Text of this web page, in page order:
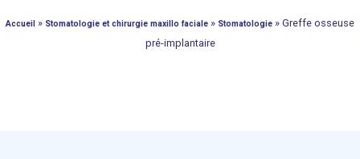
Accueil » Stomatologie et chirurgie maxillo faciale » Stomatologie » Greffe osseuse
pré-implantaire